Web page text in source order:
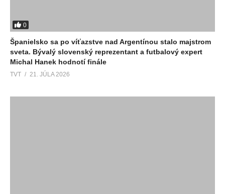
0
Španielsko sa po víťazstve nad Argentínou stalo majstrom
sveta. Bývalý slovenský reprezentant a futbalový expert
Michal Hanek hodnotí finále
TVT 21. JÚLA 2026